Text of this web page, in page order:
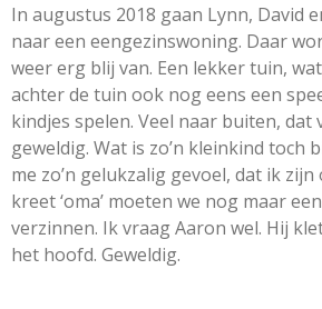
In augustus 2018 gaan Lynn, David
naar een eengezinswoning. Daar
weer erg blij van. Een lekker tuin,
achter de tuin ook nog eens een
kindjes spelen. Veel naar buiten, dat
geweldig. Wat is zo’n kleinkind toch
me zo’n gelukzalig gevoel, dat ik zijn
kreet ‘oma’ moeten we nog maar
verzinnen. Ik vraag Aaron wel. Hij
het hoofd. Geweldig.